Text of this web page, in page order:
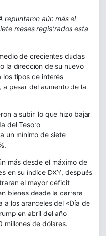
repuntaron aún más el
meses registrados esta
de crecientes dudas
la dirección de su nuevo
los tipos de interés
pesar del aumento de la
a subir, lo que hizo bajar
del Tesoro
un mínimo de siete
más desde el máximo de
en su índice DXY, después
el mayor déficit
bienes desde la carrera
a los aranceles del «Día de
en abril del año
millones de dólares.